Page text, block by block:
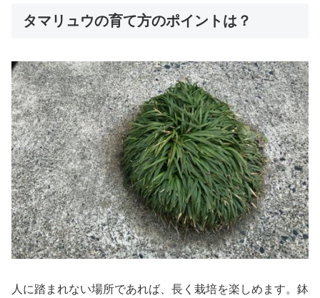
タマリュウの育て方のポイントは？
人に踏まれない場所であれば、長く栽培を楽しめます。鉢